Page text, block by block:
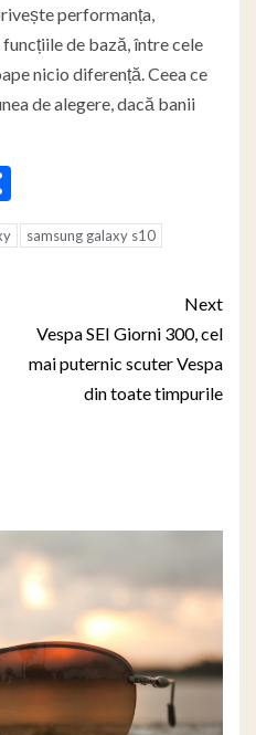
performanța,
de bază, între cele
nicio diferență. Ceea ce
de alegere, dacă banii
samsung galaxy s10
Next
Vespa SEI Giorni 300, cel
mai puternic scuter Vespa
din toate timpurile